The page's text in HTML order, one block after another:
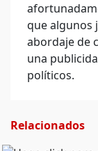
que algunos
abordaje de
una
políticos.
Relacionados